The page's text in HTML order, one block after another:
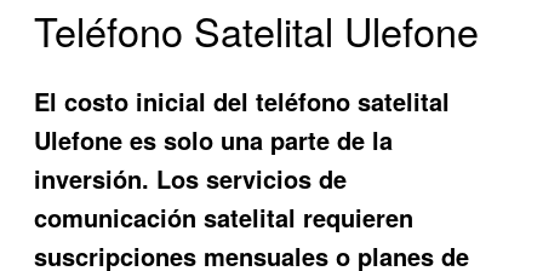
Teléfono Satelital Ulefone
El costo inicial del teléfono satelital
Ulefone es solo una parte de la
inversión. Los servicios de
comunicación satelital requieren
suscripciones mensuales o planes de